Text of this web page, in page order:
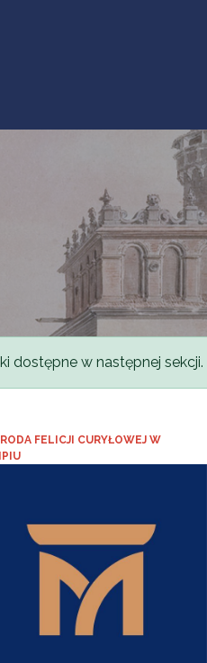
dostępne w następnej sekcji.
FELICJI CURYŁOWEJ W